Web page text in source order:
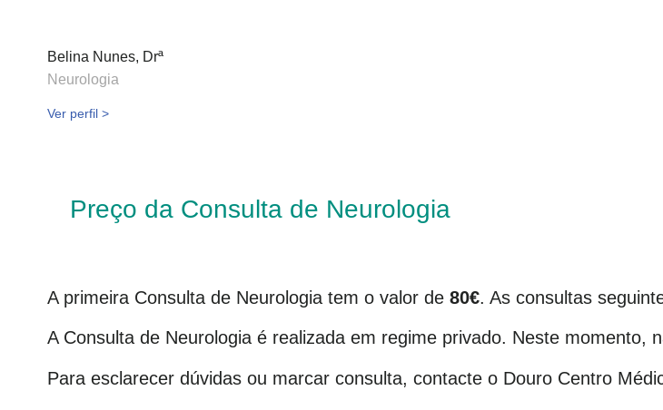
Belina Nunes, Drª
Neurologia
Ver perfil >
Preço da Consulta de Neurologia
A primeira Consulta de Neurologia tem o valor de 80€. As consultas
A Consulta de Neurologia é realizada em regime privado. Neste momento,
Para esclarecer dúvidas ou marcar consulta, contacte o Douro Centro